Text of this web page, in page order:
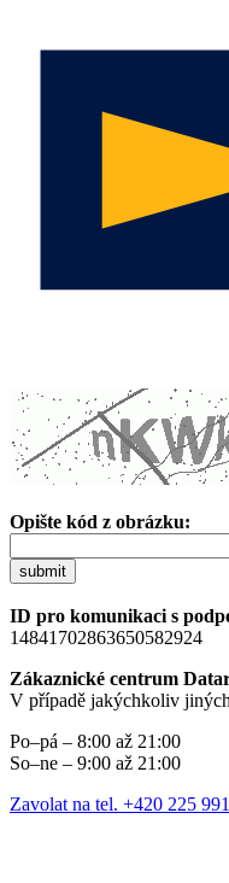
Opište kód z obrázku:
submit
ID pro komunikaci s
14841702863650582924
Zákaznické centrum
V případě jakýchkoliv jiných
Po–pá – 8:00 až 21:00
So–ne – 9:00 až 21:00
Zavolat na tel. +420 225